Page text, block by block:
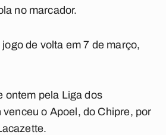
no marcador.
de volta em 7 de março,
ontem pela Liga dos
venceu o Apoel, do Chipre, por